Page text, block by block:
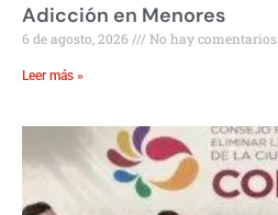
Adicción en Menores
6 de agosto, 2026 No hay comentarios
Leer más »